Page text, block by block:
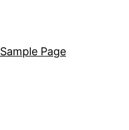
Sample Page